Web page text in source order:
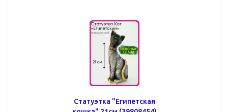
Статуэтка "Египетская